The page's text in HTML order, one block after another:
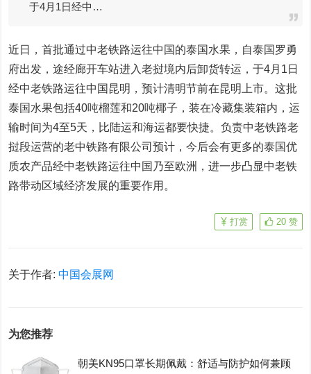
于4月1日经中…
近日，首批通过中老铁路运往中国的泰国水果，自泰国罗勇
府出发，途经廊开车站进入老挝境内后卸货转运，于4月1日
经中老铁路运往中国昆明，预计清明节前在昆明上市。这批
泰国水果包括40吨榴莲和20吨椰子，装在冷藏集装箱内，运
输时间为4至5天，比陆运和海运都要快捷。负责中老铁路老
挝段运营的老中铁路有限公司预计，今后会有更多的泰国优
质农产品经中老铁路运往中国乃至欧洲，进一步凸显中老铁
路带动区域经济发展的重要作用。
20 赞
打赏
关于作者:中国会展网
为您推荐
朝美KN95口罩长期佩戴：舒适与防护如何兼顾